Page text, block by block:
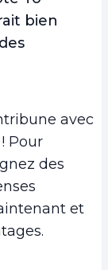
bien
avec
Pour
des
et